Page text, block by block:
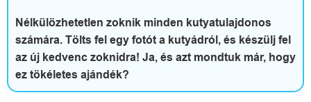
a
d
i
Nélkülözhetetlen zoknik minden kutyatulajdonos
számára. Tölts fel egy fotót a kutyádról, és készülj fel
az új kedvenc zoknidra! Ja, és azt mondtuk már, hogy
ez tökéletes ajándék?